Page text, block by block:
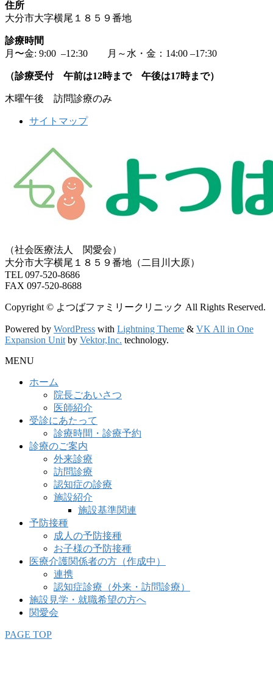
住所
大分市大字横尾１８５９番地
診療時間
月〜金: 9:00 –12:30 月～水・金：14:00 –17:30
（診療受付 午前は12時まで 午後は17時まで）
木曜午後 訪問診療のみ
サイトマップ
（社会医療法人 関愛会）
大分市大字横尾１８５９番地（二目川大原）
TEL 097-520-8686
FAX 097-520-8688
Copyright © よつばファミリークリニック All Rights Reserved.
Powered by WordPress with Lightning Theme & VK All in One
Expansion Unit by Vektor,Inc. technology.
MENU
ホーム
院長ごあいさつ
医師紹介
受診にあたって
診療時間・診療予約
診療のご案内
外来診療
訪問診療
認知症の診療
施設紹介
施設基準関連
予防接種
成人の予防接種
お子様の予防接種
医療介護関係者の方（作成中）
連携
認知症診療（外来・訪問診療）
施設見学・就職希望の方へ
関愛会
PAGE TOP